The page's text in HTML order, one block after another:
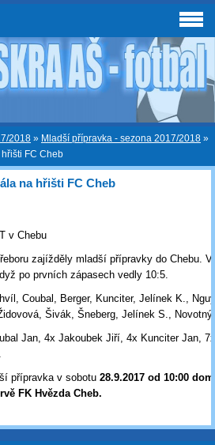
2018 » Mladší přípravka - sezona 2017/2018 »
FC Cheb
na hřišti FC Cheb
v Chebu
zajížděly mladší přípravky do Chebu.
po prvních zápasech vedly 10:5.
Coubal, Berger, Kunciter, Jelínek K.,
Šivák, Šneberg, Jelínek S.,
Jan, 4x Jakoubek Jiří, 4x Kunciter Jan,
přípravka v sobotu 28.9.2017 od 10:00
FK Hvězda Cheb.